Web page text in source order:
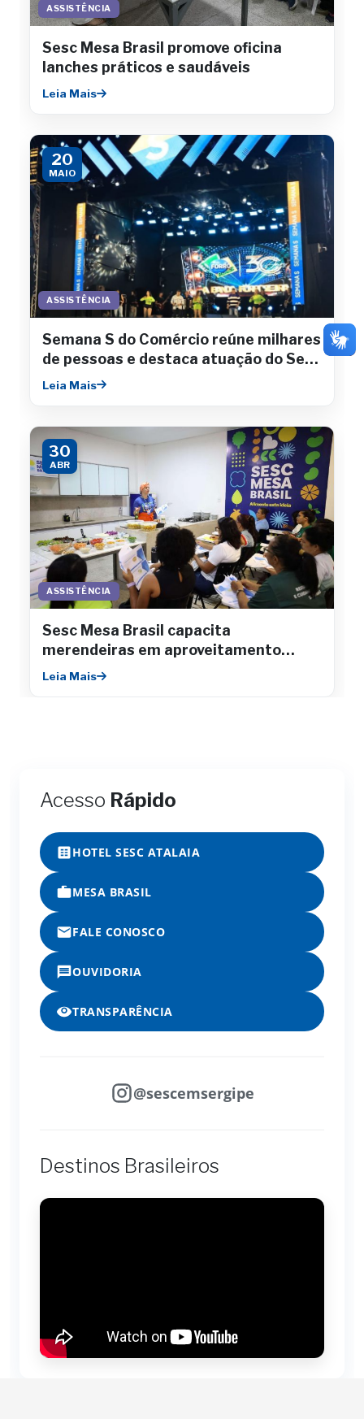
ASSISTÊNCIA
Sesc Mesa Brasil promove oficina
lanches práticos e saudáveis
Leia Mais
20
MAIO
ASSISTÊNCIA
Semana S do Comércio reúne milhares
de pessoas e destaca atuação do Sesc
Sergipe
Leia Mais
30
ABR
ASSISTÊNCIA
Sesc Mesa Brasil capacita
merendeiras em aproveitamento
integral de alimentos
Leia Mais
Acesso Rápido
HOTEL SESC ATALAIA
MESA BRASIL
FALE CONOSCO
OUVIDORIA
TRANSPARÊNCIA
@sescemsergipe
Destinos Brasileiros